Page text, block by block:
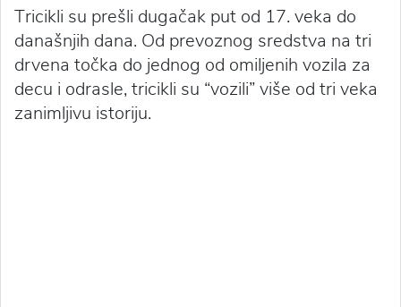
Tricikli su prešli dugačak put od 17. veka do
današnjih dana. Od prevoznog sredstva na tri
drvena točka do jednog od omiljenih vozila za
decu i odrasle, tricikli su “vozili” više od tri veka
zanimljivu istoriju.